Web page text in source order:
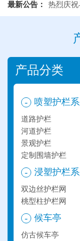
最新公告： 热烈庆祝
产品分类
- 喷塑护栏系
道路护栏
河道护栏
景观护栏
定制围墙护栏
- 浸塑护栏系
双边丝护栏网
桃型柱护栏网
- 候车亭
仿古候车亭